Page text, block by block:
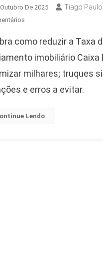
De 2025 Tiago Paulo
De
Juros
Financiamento
Imobiliário
como reduzir a Taxa
imobiliário Caixa
milhares; truques
e erros a evitar.
Lendo